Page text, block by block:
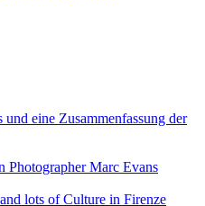
eine Zusammenfassung der
Photographer Marc Evans
lots of Culture in Firenze